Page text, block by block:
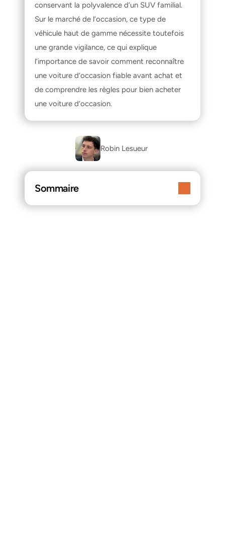
conservant la polyvalence d’un SUV familial.
Sur le marché de l’occasion, ce type de
véhicule haut de gamme nécessite toutefois
une grande vigilance, ce qui explique
l’importance de savoir comment reconnaître
une voiture d’occasion fiable avant achat et
de comprendre les règles pour bien acheter
une voiture d’occasion.
Robin Lesueur
Sommaire